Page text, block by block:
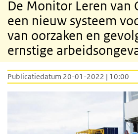
De Monitor Leren van
een nieuw systeem
van oorzaken en
ernstige
Publicatiedatum 20-01-2022 | 10:00